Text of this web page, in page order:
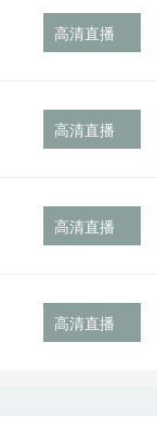
高清直播
高清直播
高清直播
高清直播